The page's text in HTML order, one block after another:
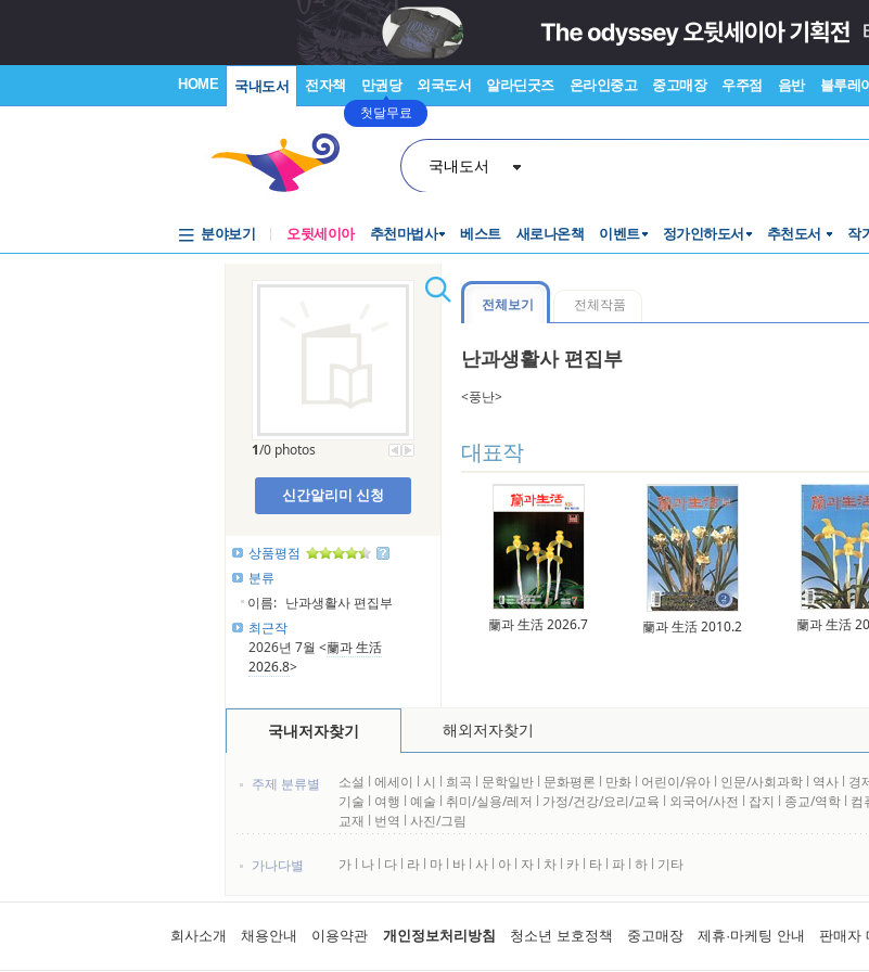
HOME 국내도서 전자책 만권당
첫달무료
외국도서 알라딘굿즈 온라인중고 중고매장 우주점 음반 블루레이
국내도서
분야보기 오뒷세이아 추천마법사 베스트 새로나온책 이벤트 정가인하도서 추천도서 작
1/0 photos
신간알리미 신청
상품평점
분류
이름: 난과생활사 편집부
최근작
2026년 7월 <蘭과 生活
2026.8>
전체보기 전체작품
난과생활사 편집부
<풍난>
대표작
蘭과 生活 2026.7 蘭과 生活 2010.2 蘭과 生活
국내저자찾기 해외저자찾기
주제 분류별 소설 l 에세이 l 시 l 희곡 l 문학일반 l 문화평론 l 만화 l 어린이/유아 l 인문/사회과학 l 역사 l 경
기술 l 여행 l 예술 l 취미/실용/레저 l 가정/건강/요리/교육 l 외국어/사전 l 잡지 l 종교/역학 l 컴
교재 l 번역 l 사진/그림
가나다별 가 l 나 l 다 l 라 l 마 l 바 l 사 l 아 l 자 l 차 l 카 l 타 l 파 l 하 l 기타
회사소개 채용안내 이용약관 개인정보처리방침 청소년 보호정책 중고매장 제휴·마케팅 안내 판매자